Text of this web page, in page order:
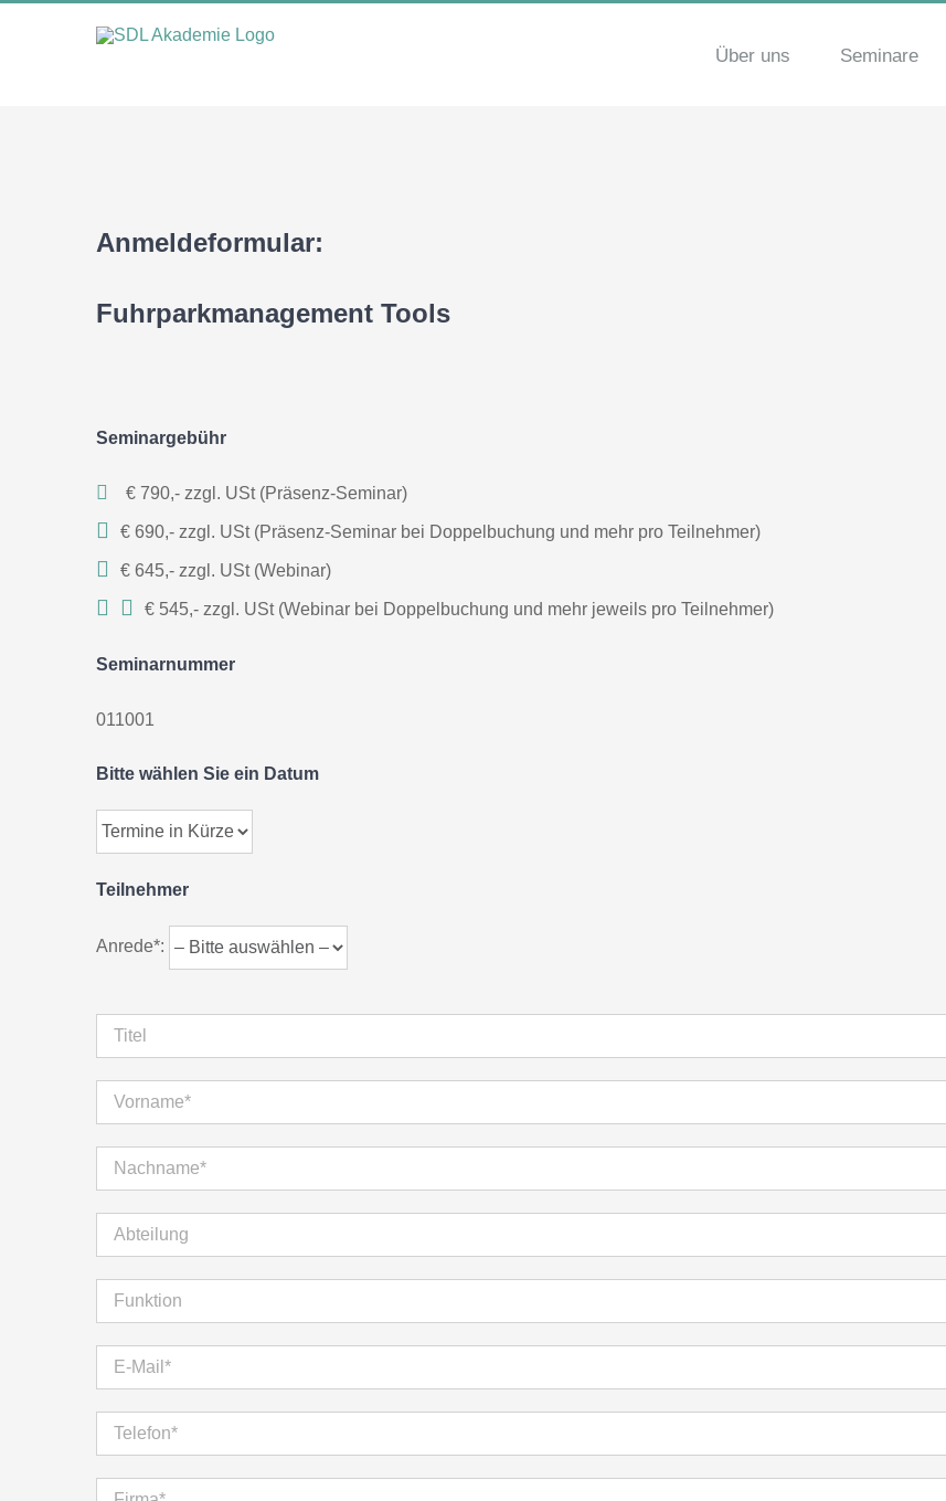
Über uns Seminare
Anmeldeformular:
Fuhrparkmanagement Tools
Seminargebühr
€ 790,- zzgl. USt (Präsenz-Seminar)
€ 690,- zzgl. USt (Präsenz-Seminar bei Doppelbuchung und mehr pro Teilnehmer)
€ 645,- zzgl. USt (Webinar)
€ 545,- zzgl. USt (Webinar bei Doppelbuchung und mehr jeweils pro Teilnehmer)
Seminarnummer
011001
Bitte wählen Sie ein Datum
Teilnehmer
Anrede*: